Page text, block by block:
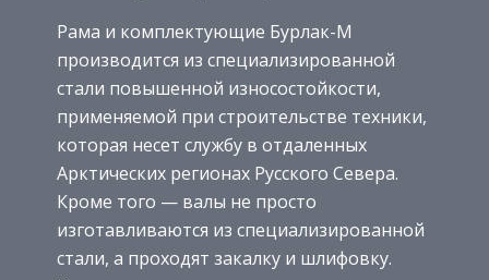
Рама и комплектующие Бурлак-М
производится из специализированной
стали повышенной износостойкости,
применяемой при строительстве техники,
которая несет службу в отдаленных
Арктических регионах Русского Севера.
Кроме того — валы не просто
изготавливаются из специализированной
стали, а проходят закалку и шлифовку.